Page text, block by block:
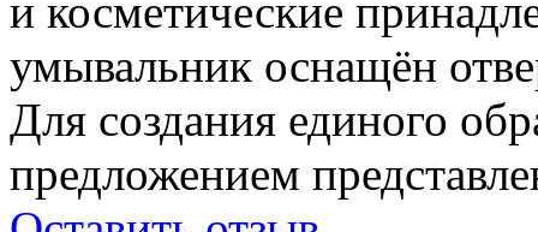
и косметические
умывальник оснащён
Для создания единого
предложением